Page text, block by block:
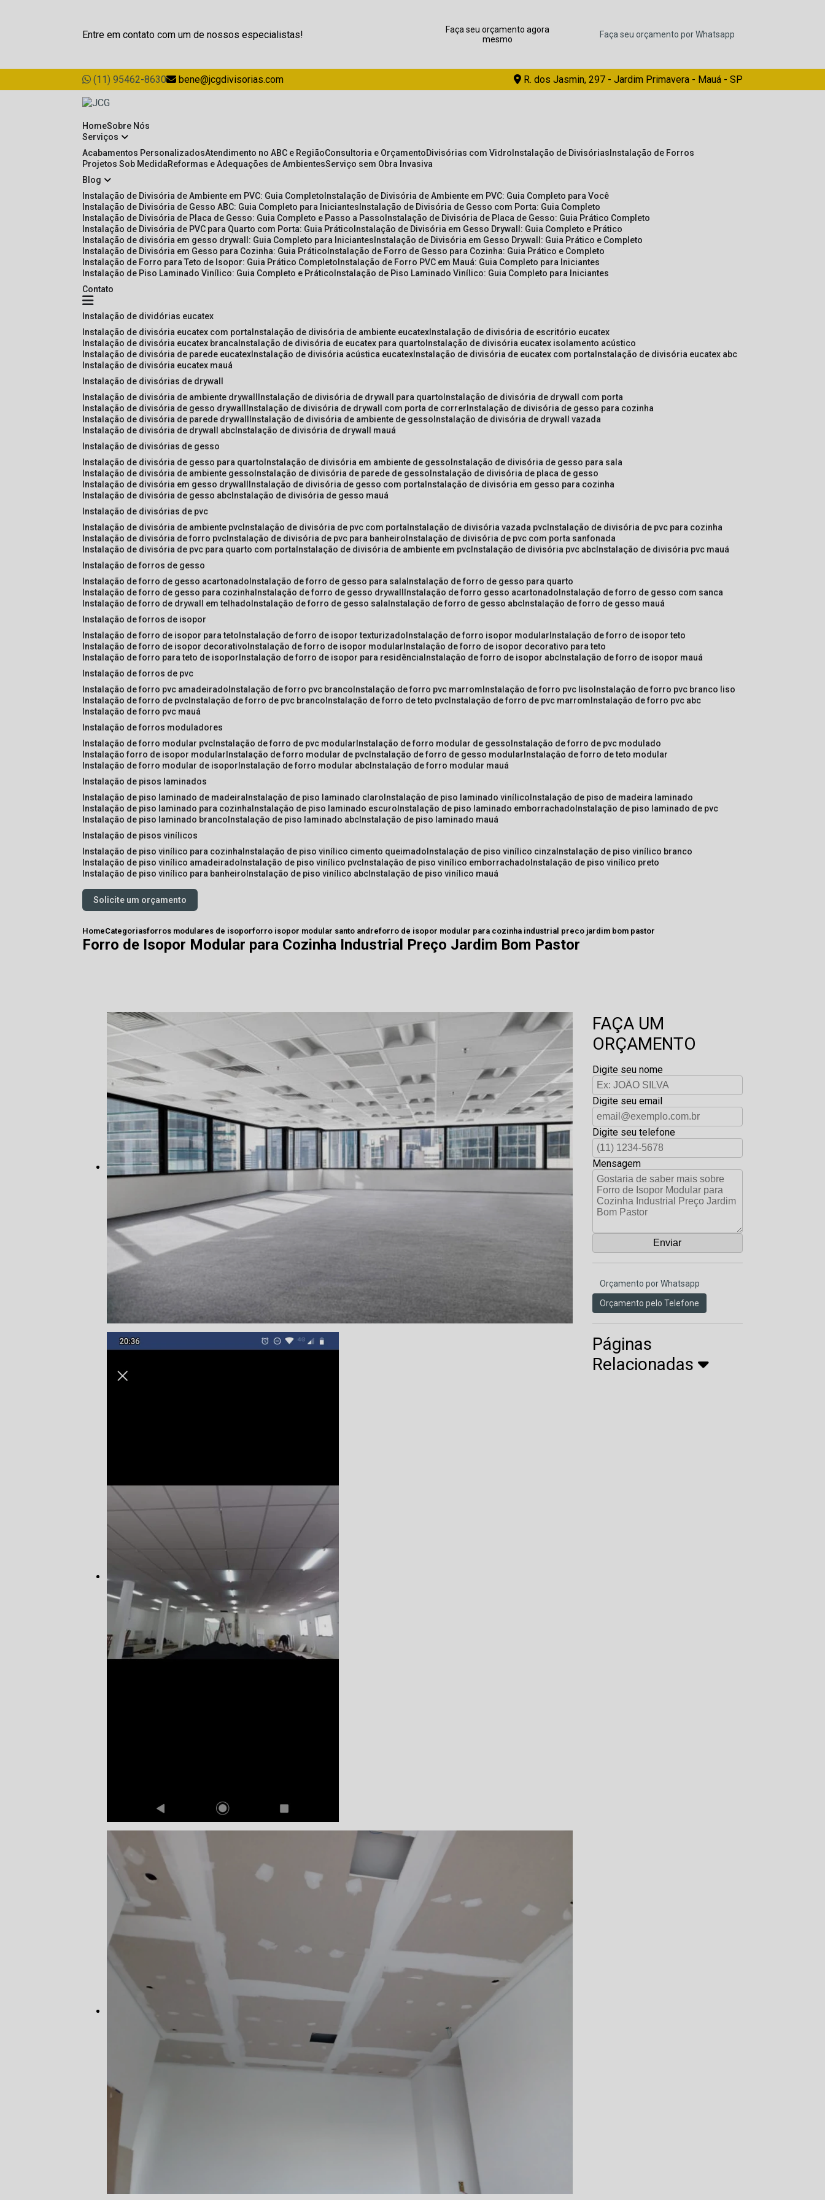
Entre em contato com um de nossos especialistas!
Faça seu orçamento agora
mesmo
Faça seu orçamento por Whatsapp
(11) 95462-8630 bene@jcgdivisorias.com R. dos Jasmin, 297 - Jardim Primavera - Mauá - SP
Home Sobre Nós
Serviços
Acabamentos Personalizados Atendimento no ABC e Região Consultoria e Orçamento Divisórias com Vidro Instalação de Divisórias Instalação de Forros
Projetos Sob Medida
Reformas e Adequações de Ambientes Serviço sem Obra Invasiva
Blog
Instalação de Divisória de Ambiente em PVC: Guia Completo Instalação de Divisória de Ambiente em PVC: Guia Completo para Você
Instalação de Divisória de Gesso ABC: Guia Completo para Iniciantes Instalação de Divisória de Gesso com Porta: Guia Completo
Instalação de Divisória de Placa de Gesso: Guia Completo e Passo a Passo Instalação de Divisória de Placa de Gesso: Guia Prático Completo
Instalação de Divisória de PVC para Quarto com Porta: Guia Prático Instalação de Divisória em Gesso Drywall: Guia Completo e Prático
Instalação de divisória em gesso drywall: Guia Completo para Iniciantes Instalação de Divisória em Gesso Drywall: Guia Prático e Completo
Instalação de Divisória em Gesso para Cozinha: Guia Prático Instalação de Forro de Gesso para Cozinha: Guia Prático e Completo
Instalação de Forro para Teto de Isopor: Guia Prático Completo Instalação de Forro PVC em Mauá: Guia Completo para Iniciantes
Instalação de Piso Laminado Vinílico: Guia Completo e Prático Instalação de Piso Laminado Vinílico: Guia Completo para Iniciantes
Contato
instalação de dividórias eucatex
instalação de divisória eucatex com porta instalação de divisória de ambiente eucatex instalação de divisória de escritório eucatex
instalação de divisória eucatex branca instalação de divisória de eucatex para quarto instalação de divisória eucatex isolamento acústico
instalação de divisória de parede eucatex instalação de divisória acústica eucatex instalação de divisória de eucatex com porta instalação de divisória eucatex abc
instalação de divisória eucatex mauá
instalação de divisórias de drywall
instalação de divisória de ambiente drywall
instalação de divisória de drywall para quarto instalação de divisória de drywall com porta
instalação de divisória de gesso drywall
instalação de divisória de drywall com porta de correr instalação de divisória de gesso para cozinha
instalação de divisória de parede drywall
instalação de divisória de ambiente de gesso instalação de divisória de drywall vazada
instalação de divisória de drywall abc instalação de divisória de drywall mauá
instalação de divisórias de gesso
instalação de divisória de gesso para quarto instalação de divisória em ambiente de gesso instalação de divisória de gesso para sala
instalação de divisória de ambiente gesso instalação de divisória de parede de gesso instalação de divisória de placa de gesso
instalação de divisória em gesso drywall
instalação de divisória de gesso com porta instalação de divisória em gesso para cozinha
instalação de divisória de gesso abc instalação de divisória de gesso mauá
instalação de divisórias de pvc
instalação de divisória de ambiente pvc instalação de divisória de pvc com porta instalação de divisória vazada pvc instalação de divisória de pvc para cozinha
instalação de divisória de forro pvc instalação de divisória de pvc para banheiro instalação de divisória de pvc com porta sanfonada
instalação de divisória de pvc para quarto com porta instalação de divisória de ambiente em pvc instalação de divisória pvc abc instalação de divisória pvc mauá
instalação de forros de gesso
instalação de forro de gesso acartonado instalação de forro de gesso para sala instalação de forro de gesso para quarto
instalação de forro de gesso para cozinha instalação de forro de gesso drywall instalação de forro gesso acartonado instalação de forro de gesso com sanca
instalação de forro de drywall em telhado instalação de forro de gesso sala instalação de forro de gesso abc instalação de forro de gesso mauá
instalação de forros de isopor
instalação de forro de isopor para teto instalação de forro de isopor texturizado instalação de forro isopor modular instalação de forro de isopor teto
instalação de forro de isopor decorativo instalação de forro de isopor modular instalação de forro de isopor decorativo para teto
instalação de forro para teto de isopor instalação de forro de isopor para residência instalação de forro de isopor abc instalação de forro de isopor mauá
instalação de forros de pvc
instalação de forro pvc amadeirado instalação de forro pvc branco instalação de forro pvc marrom instalação de forro pvc liso instalação de forro pvc branco liso
instalação de forro de pvc instalação de forro de pvc branco instalação de forro de teto pvc instalação de forro de pvc marrom instalação de forro pvc abc
instalação de forro pvc mauá
instalação de forros moduladores
instalação de forro modular pvc instalação de forro de pvc modular instalação de forro modular de gesso instalação de forro de pvc modulado
instalação forro de isopor modular instalação de forro modular de pvc instalação de forro de gesso modular instalação de forro de teto modular
instalação de forro modular de isopor instalação de forro modular abc instalação de forro modular mauá
instalação de pisos laminados
instalação de piso laminado de madeira instalação de piso laminado claro instalação de piso laminado vinílico instalação de piso de madeira laminado
instalação de piso laminado para cozinha instalação de piso laminado escuro instalação de piso laminado emborrachado instalação de piso laminado de pvc
instalação de piso laminado branco instalação de piso laminado abc instalação de piso laminado mauá
instalação de pisos vinílicos
instalação de piso vinílico para cozinha instalação de piso vinílico cimento queimado instalação de piso vinílico cinza instalação de piso vinílico branco
instalação de piso vinílico amadeirado instalação de piso vinílico pvc instalação de piso vinílico emborrachado instalação de piso vinílico preto
instalação de piso vinílico para banheiro instalação de piso vinílico abc instalação de piso vinílico mauá
Solicite um orçamento
HomeCategoriasforros modulares de isoporforro isopor modular santo andreforro de isopor modular para cozinha industrial preco jardim bom pastor
Forro de Isopor Modular para Cozinha Industrial Preço Jardim Bom Pastor
FAÇA UM
ORÇAMENTO
Digite seu nome
Digite seu email
Digite seu telefone
Mensagem
Orçamento por Whatsapp
Orçamento pelo Telefone
Páginas
Relacionadas